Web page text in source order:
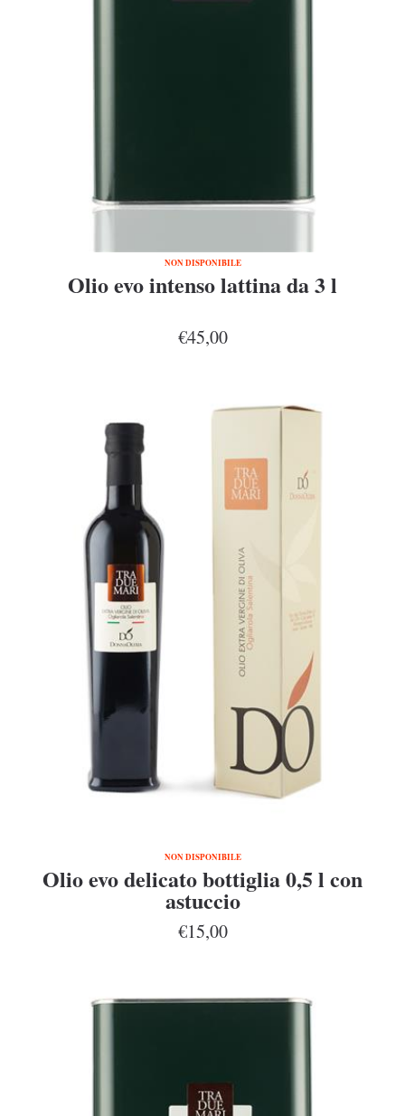
NON DISPONIBILE
Olio evo intenso lattina da 3 l
€45,00
NON DISPONIBILE
Olio evo delicato bottiglia 0,5 l con
astuccio
€15,00